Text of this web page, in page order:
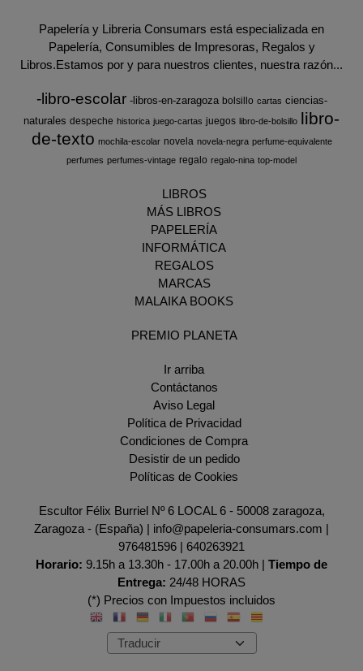
Papelería y Libreria Consumars está especializada en
Papelería, Consumibles de Impresoras, Regalos y
Libros.Estamos por y para nuestros clientes, nuestra razón...
-libro-escolar -libros-en-zaragoza bolsillo cartas ciencias-
naturales despeche historica juego-cartas juegos libro-de-bolsillo libro-
de-texto mochila-escolar novela novela-negra perfume-equivalente
perfumes perfumes-vintage regalo regalo-nina top-model
LIBROS
MÁS LIBROS
PAPELERÍA
INFORMÁTICA
REGALOS
MARCAS
MALAIKA BOOKS
PREMIO PLANETA
Ir arriba
Contáctanos
Aviso Legal
Política de Privacidad
Condiciones de Compra
Desistir de un pedido
Políticas de Cookies
Escultor Félix Burriel Nº 6 LOCAL 6 - 50008 zaragoza,
Zaragoza - (España) | info@papeleria-consumars.com |
976481596 | 640263921
Horario: 9.15h a 13.30h - 17.00h a 20.00h | Tiempo de
Entrega: 24/48 HORAS
(*) Precios con Impuestos incluidos